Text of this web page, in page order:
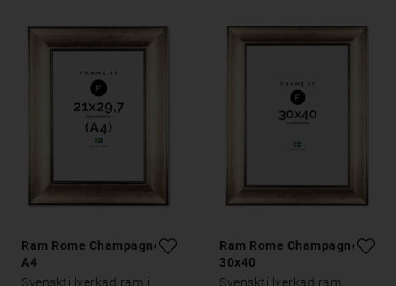
Ram Rome Champagne
A4
Svensktillverkad ram i
Ram Rome Champagne
30x40
Svensktillverkad ram i